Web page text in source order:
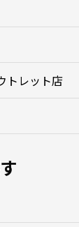
トレット店